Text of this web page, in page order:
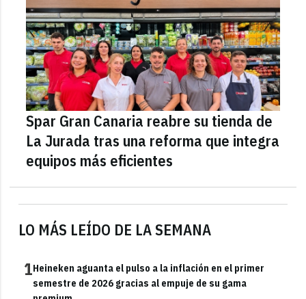
LO MÁS LEÍDO DE LA SEMANA
1Heineken aguanta el pulso a la inflación en el primer
semestre de 2026 gracias al empuje de su gama
Spar Gran Canaria reabre su tienda de
La Jurada tras una reforma que integra
equipos más eficientes